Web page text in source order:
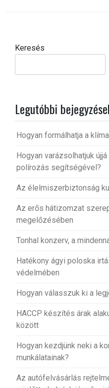
Keresés
Legutóbbi
Hogyan formálhatja a
Hogyan varázsolhatjuk
polírozás segítségével?
Az élelmiszerbiztonság
Az erős hátizomzat
megelőzésében
Tonhal konzerv, a
Hatékony ágyi poloska
védelmében
Hogyan válasszuk ki a
HACCP készítés árak
között
Hogyan kezdjünk neki a
munkálatainak?
Az autófelvásárlás